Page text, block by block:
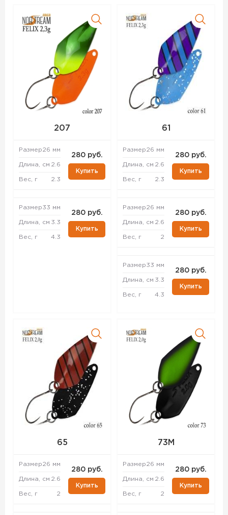
207
Размер26 мм
Длина, см 2.6
Вес, г 2.3
280 руб.
Купить
Размер33 мм
Длина, см 3.3
Вес, г 4.3
280 руб.
Купить
61
Размер26 мм
Длина, см 2.6
Вес, г 2.3
280 руб.
Купить
Размер26 мм
Длина, см 2.6
Вес, г 2
280 руб.
Купить
Размер33 мм
Длина, см 3.3
Вес, г 4.3
280 руб.
Купить
65
Размер26 мм
Длина, см 2.6
Вес, г 2
280 руб.
Купить
73M
Размер26 мм
Длина, см 2.6
Вес, г 2
280 руб.
Купить